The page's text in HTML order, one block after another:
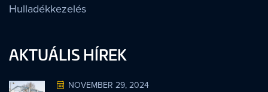
Hulladékkezelés
AKTUÁLIS HÍREK
NOVEMBER 29, 2024